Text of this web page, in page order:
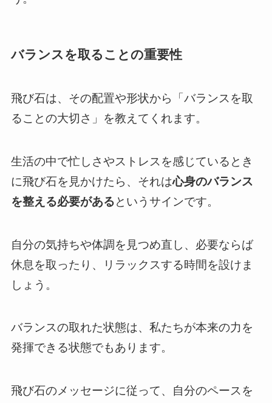
バランスを取ることの重要性
飛び石は、その配置や形状から「バランスを取
ることの大切さ」を教えてくれます。
生活の中で忙しさやストレスを感じているとき
に飛び石を見かけたら、それは心身のバランス
を整える必要があるというサインです。
自分の気持ちや体調を見つめ直し、必要ならば
休息を取ったり、リラックスする時間を設けま
しょう。
バランスの取れた状態は、私たちが本来の力を
発揮できる状態でもあります。
飛び石のメッセージに従って、自分のペースを